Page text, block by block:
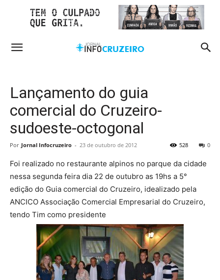
Lançamento do guia
comercial do Cruzeiro-
sudoeste-octogonal
Por Jornal Infocruzeiro - 23 de outubro de 2012 0
528
Foi realizado no restaurante alpinos no parque da cidade
nessa segunda feira dia 22 de outubro as 19hs a 5°
edição do Guia comercial do Cruzeiro, idealizado pela
ANCICO Associação Comercial Empresarial do Cruzeiro,
tendo Tim como presidente